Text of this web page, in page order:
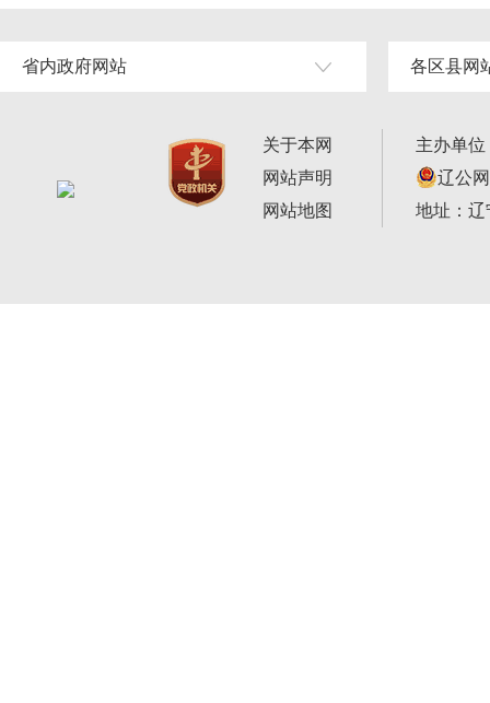
省内政府网站 各区县网
关于本网
网站声明
网站地图
主办单
辽公
地址：辽